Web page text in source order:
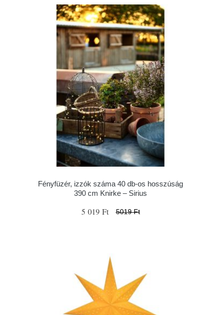
Fényfüzér, izzók száma 40 db-os hosszúság
390 cm Knirke – Sirius
5 019 Ft 5019 Ft